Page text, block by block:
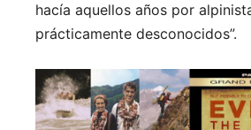
hacía aquellos años por
prácticamente desconocidos”.